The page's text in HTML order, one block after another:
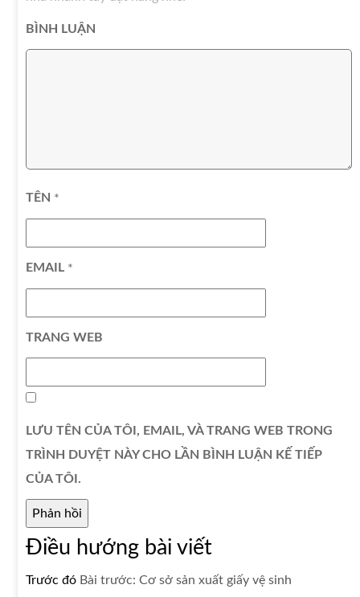
BÌNH LUẬN
TÊN *
EMAIL *
TRANG WEB
LƯU TÊN CỦA TÔI, EMAIL, VÀ TRANG WEB TRONG
TRÌNH DUYỆT NÀY CHO LẦN BÌNH LUẬN KẾ TIẾP
CỦA TÔI.
Điều hướng bài viết
Trước đó Bài trước: Cơ sở sản xuất giấy vệ sinh